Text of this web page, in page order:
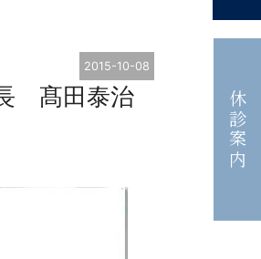
2015-10-08
髙田泰治 休診案内